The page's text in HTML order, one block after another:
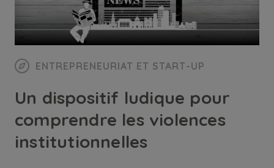
ENTREPRENEURIAT ET START-UP
Un dispositif ludique pour
comprendre les violences
institutionnelles